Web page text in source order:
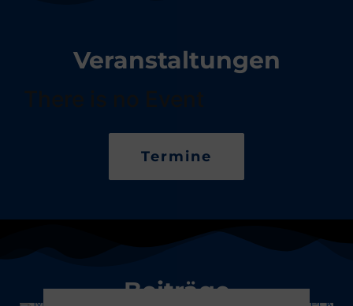
Veranstaltungen
Termine
Beiträge